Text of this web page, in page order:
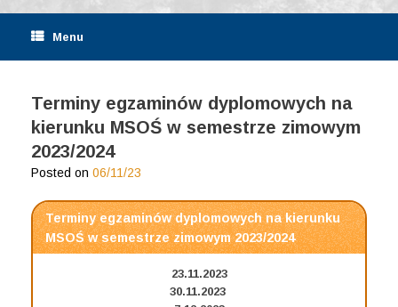
Menu
Terminy egzaminów dyplomowych na
kierunku MSOŚ w semestrze zimowym
2023/2024
Posted on 06/11/23
Terminy egzaminów dyplomowych na kierunku
MSOŚ w semestrze zimowym 2023/2024
23.11.2023
30.11.2023